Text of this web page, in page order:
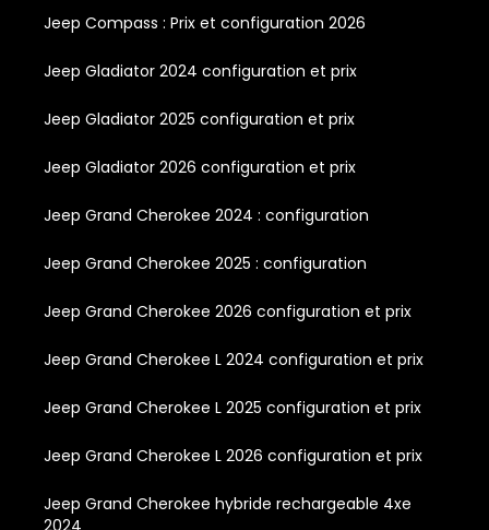
Jeep Compass : Prix et configuration 2026
Jeep Gladiator 2024 configuration et prix
Jeep Gladiator 2025 configuration et prix
Jeep Gladiator 2026 configuration et prix
Jeep Grand Cherokee 2024 : configuration
Jeep Grand Cherokee 2025 : configuration
Jeep Grand Cherokee 2026 configuration et prix
Jeep Grand Cherokee L 2024 configuration et prix
Jeep Grand Cherokee L 2025 configuration et prix
Jeep Grand Cherokee L 2026 configuration et prix
Jeep Grand Cherokee hybride rechargeable 4xe